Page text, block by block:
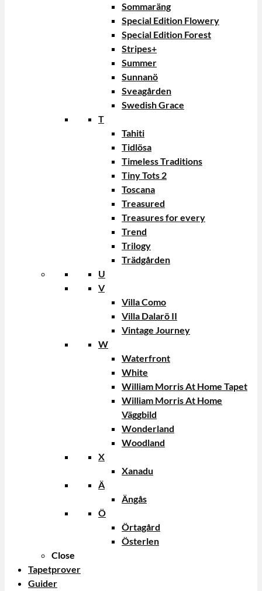
Sommaräng
Special Edition Flowery
Special Edition Forest
Stripes+
Summer
Sunnanö
Sveagården
Swedish Grace
T
Tahiti
Tidlösa
Timeless Traditions
Tiny Tots 2
Toscana
Treasured
Treasures for every
Trend
Trilogy
Trädgården
U
V
Villa Como
Villa Dalarö II
Vintage Journey
W
Waterfront
White
William Morris At Home Tapet
William Morris At Home
Väggbild
Wonderland
Woodland
X
Xanadu
Ä
Ängås
Ö
Örtagård
Österlen
Close
Tapetprover
Guider